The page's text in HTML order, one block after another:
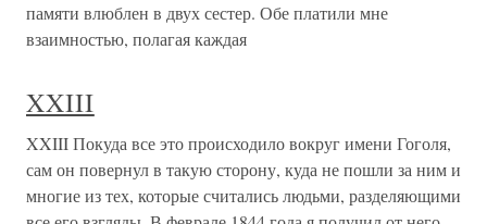
памяти влюблен в двух сестер. Обе платили мне
взаимностью, полагая каждая
XXIII
XXIII Покуда все это происходило вокруг имени Гоголя,
сам он повернул в такую сторону, куда не пошли за ним и
многие из тех, которые считались людьми, разделяющими